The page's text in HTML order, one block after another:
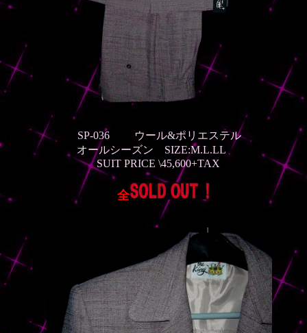
SP-036 ウール&ポリエステル
オールシーズン SIZE:M.L.LL
SUIT PRICE \45,600+TAX
全